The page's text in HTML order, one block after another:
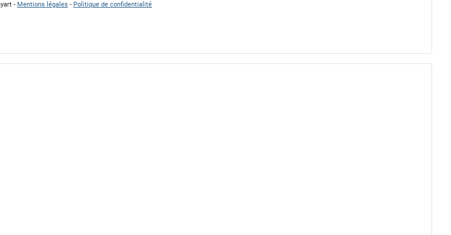
- Mentions légales - Politique de confidentialité